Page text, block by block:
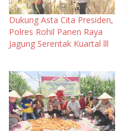
Dukung Asta Cita Presiden,
Polres Rohil Panen Raya
Jagung Serentak Kuartal lll